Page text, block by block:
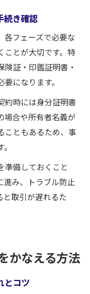
続き確認
各フェーズで必要な
ことが大切です。特
証・印鑑証明書・
になります。
約時には身分証明書
場合や所有者名義が
こともあるため、事
準備しておくこと
進み、トラブル防止
と取引が遅れるた
かなえる方法
とコツ